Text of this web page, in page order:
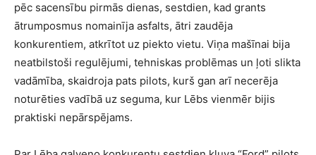
pēc sacensību pirmās dienas, sestdien, kad grants
ātrumposmus nomainīja asfalts, ātri zaudēja
konkurentiem, atkrītot uz piekto vietu. Viņa mašīnai bija
neatbilstoši regulējumi, tehniskas problēmas un ļoti slikta
vadāmība, skaidroja pats pilots, kurš gan arī necerēja
noturēties vadībā uz seguma, kur Lēbs vienmēr bijis
praktiski nepārspējams.